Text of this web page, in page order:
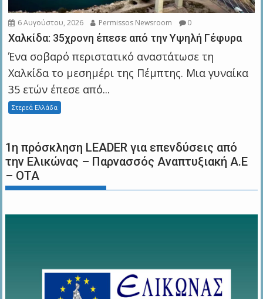
6 Αυγούστου, 2026 Permissos Newsroom 0
Χαλκίδα: 35χρονη έπεσε από την Υψηλή Γέφυρα
Ένα σοβαρό περιστατικό αναστάτωσε τη
Χαλκίδα το μεσημέρι της Πέμπτης. Μια γυναίκα
35 ετών έπεσε από...
Στερεά Ελλάδα
1η πρόσκληση LEADER για επενδύσεις από
την Ελικώνας – Παρνασσός Αναπτυξιακή Α.Ε
– ΟΤΑ